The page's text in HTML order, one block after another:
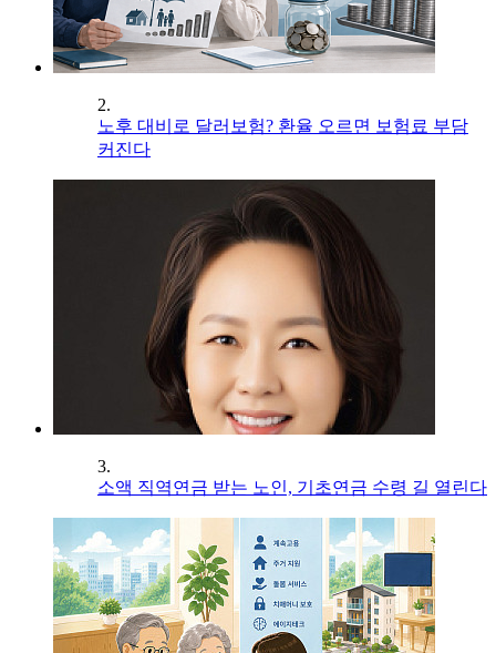
2.
노후 대비로 달러보험? 환율 오르면 보험료 부담
커진다
3.
소액 직역연금 받는 노인, 기초연금 수령 길 열린다